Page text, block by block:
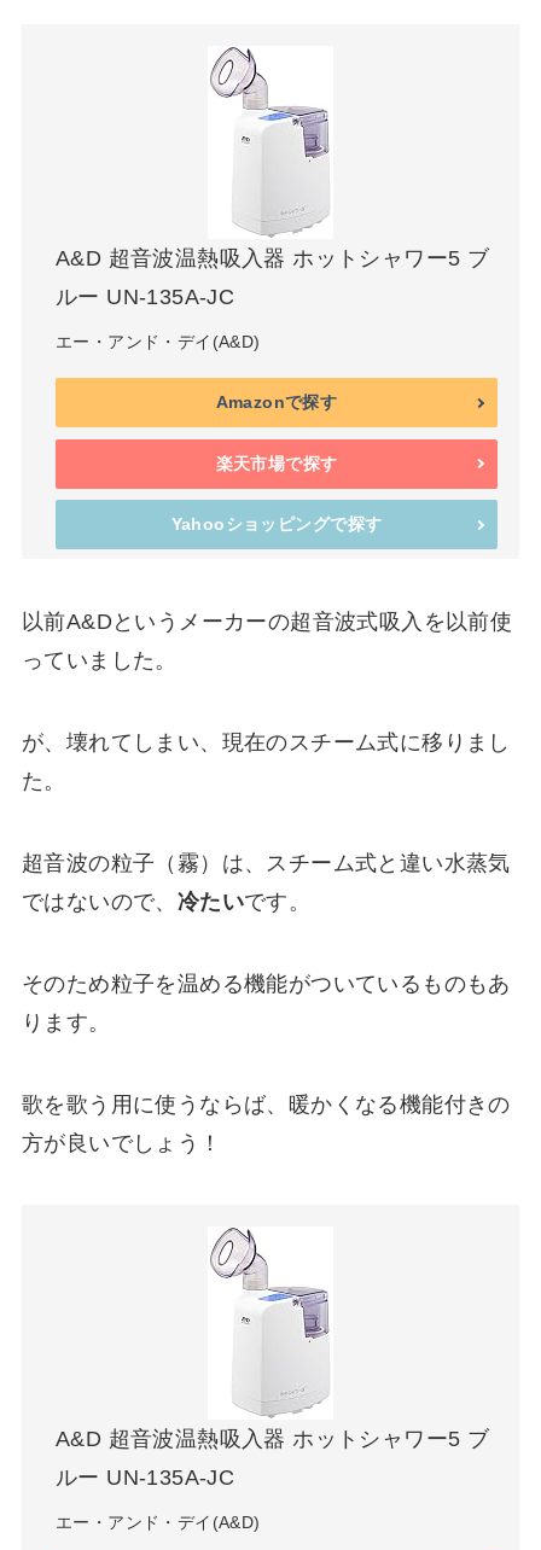
A&D 超音波温熱吸入器 ホットシャワー5 ブ
ルー UN-135A-JC
エー・アンド・デイ(A&D)
Amazonで探す
楽天市場で探す
Yahooショッピングで探す
以前A&Dというメーカーの超音波式吸入を以前使
っていました。
が、壊れてしまい、現在のスチーム式に移りまし
た。
超音波の粒子（霧）は、スチーム式と違い水蒸気
ではないので、 冷たいです。
そのため粒子を温める機能がついているものもあ
ります。
歌を歌う用に使うならば、暖かくなる機能付きの
方が良いでしょう！
A&D 超音波温熱吸入器 ホットシャワー5 ブ
ルー UN-135A-JC
エー・アンド・デイ(A&D)